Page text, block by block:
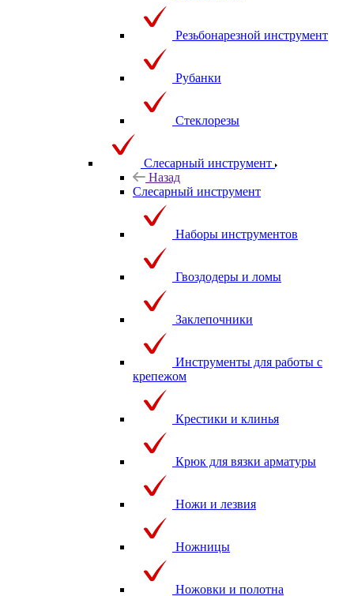
Резьбонарезной инструмент
Рубанки
Стеклорезы
Слесарный инструмент
Назад
Слесарный инструмент
Наборы инструментов
Гвоздодеры и ломы
Заклепочники
Инструменты для работы с
крепежом
Крестики и клинья
Крюк для вязки арматуры
Ножи и лезвия
Ножницы
Ножовки и полотна